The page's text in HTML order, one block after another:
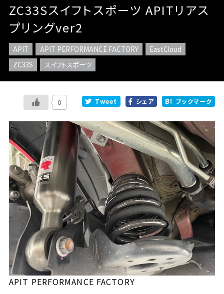
ZC33Sスイフトスポーツ APITリアス
プリングver2
APIT APIT PERFORMANCE FACTORY
EastCloud
ZC33S
スイフトスポーツ
0 Tweet シェア ブックマーク
APIT PERFORMANCE FACTORY